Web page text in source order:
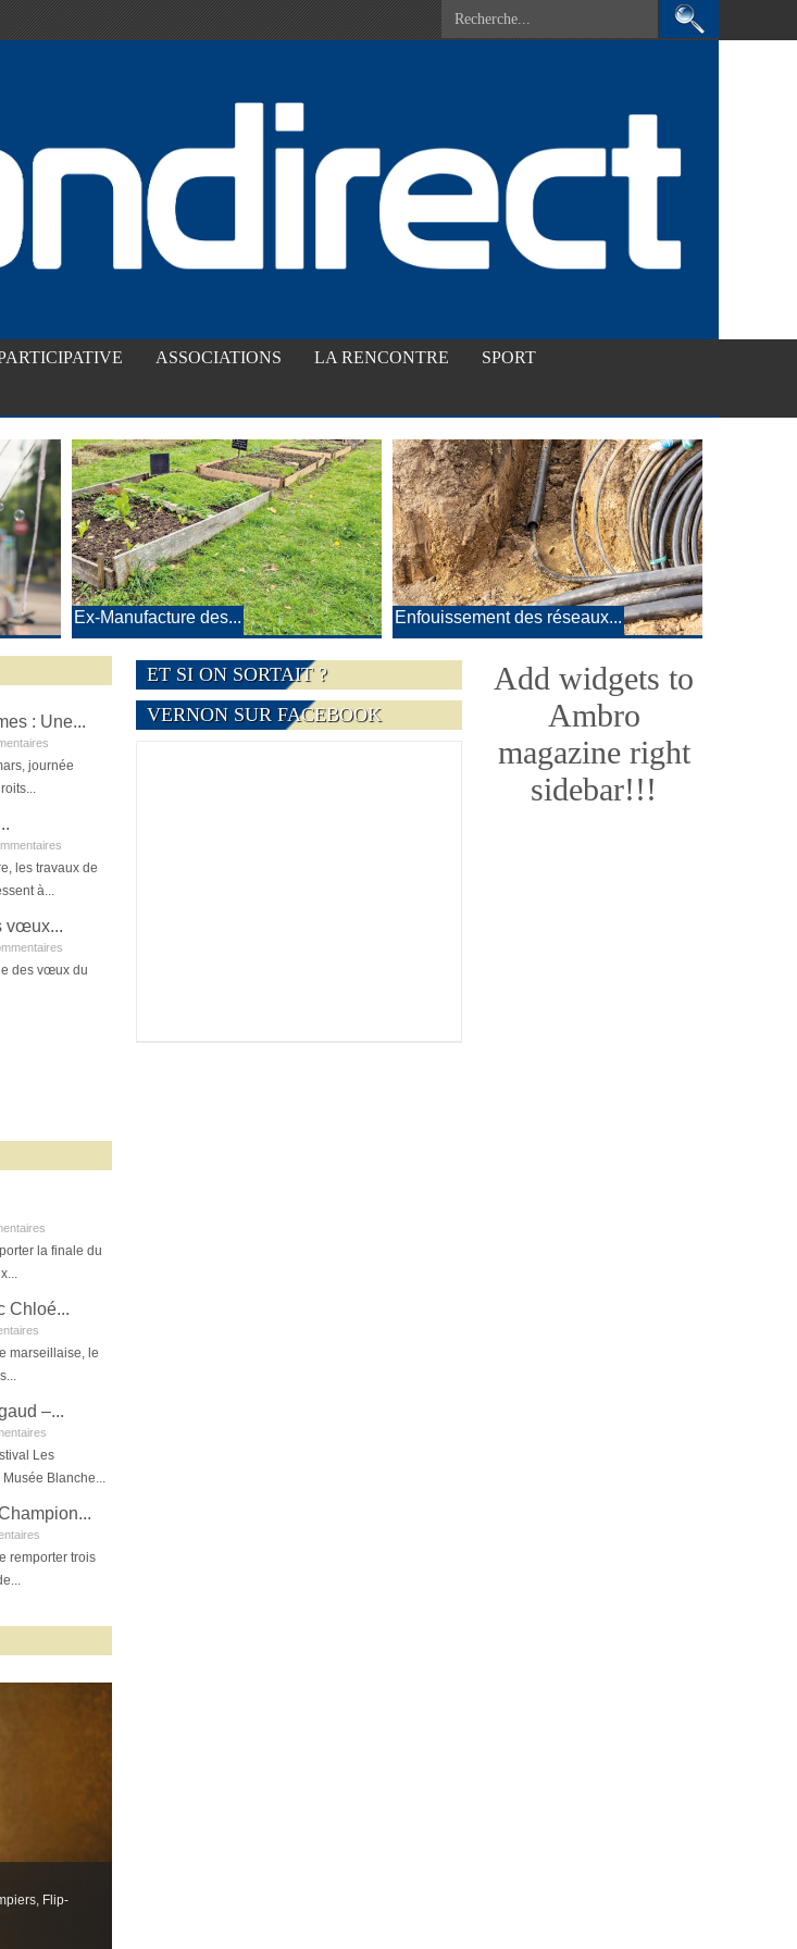
ASSOCIATIONS LA RENCONTRE SPORT
Ex-Manufacture des... Enfouissement des réseaux...
: Une...
journée
les travaux de
à...
vœux...
des vœux du
la finale du
Chloé...
marseillaise, le
–...
Les
Blanche...
remporter trois
Flip-
ET SI ON SORTAIT ?
VERNON SUR FACEBOOK
Add widgets to
Ambro
magazine right
sidebar!!!